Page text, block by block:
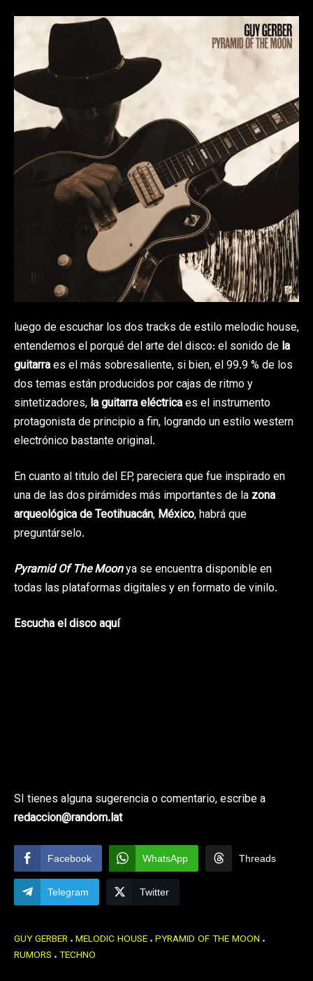
luego de escuchar los dos tracks de estilo melodic house,
entendemos el porqué del arte del disco: el sonido de la
guitarraes el más sobresaliente, si bien, el 99.9 % de los
dos temas están producidos por cajas de ritmo y
sintetizadores, la guitarra eléctricaes el instrumento
protagonista de principio a fin, logrando un estilo western
electrónico bastante original.
En cuanto al titulo del EP, pareciera que fue inspirado en
una de las dos pirámides más importantes de la zona
arqueológica de Teotihuacán, México, habrá que
preguntárselo.
Pyramid Of The Moonya se encuentra disponible en
todas las plataformas digitales y en formato de vinilo.
Escucha el disco aquí
SI tienes alguna sugerencia o comentario, escribe a
redaccion@random.lat
Facebook WhatsApp Threads
Telegram Twitter
GUY GERBER MELODIC HOUSE PYRAMID OF THE MOON
RUMORS TECHNO